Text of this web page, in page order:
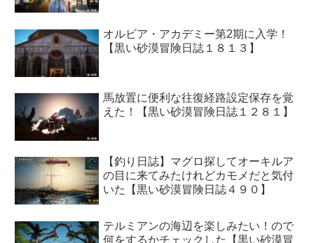
オルビア・アカデミー第2期に入学！
【黒い砂漠冒険日誌１８１３】
馬放置に便利な往復経路設定保存を覚
えた！【黒い砂漠冒険日誌１２８１】
【釣り日誌】マグロ探してオーキルア
の目に来てみたけれどカモメだと気付
いた【黒い砂漠冒険日誌４９０】
テルミアンの海辺を楽しみたい！ので
何をするかチェックした【黒い砂漠冒